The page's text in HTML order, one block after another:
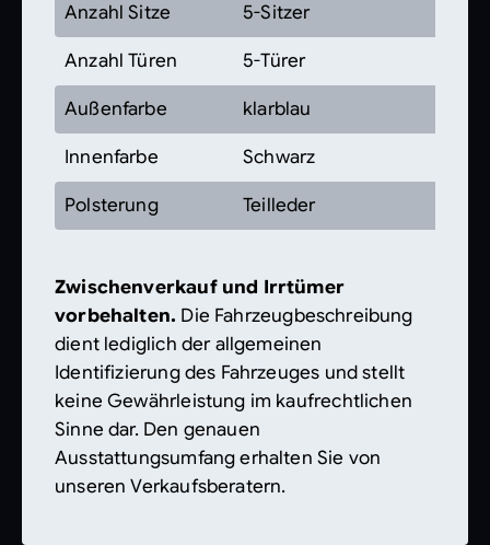
Anzahl Sitze 5-Sitzer
Anzahl Türen 5-Türer
Außenfarbe klarblau
Innenfarbe Schwarz
Polsterung Teilleder
Zwischenverkauf und Irrtümer
vorbehalten. Die Fahrzeugbeschreibung
dient lediglich der allgemeinen
Identifizierung des Fahrzeuges und stellt
keine Gewährleistung im kaufrechtlichen
Sinne dar. Den genauen
Ausstattungsumfang erhalten Sie von
unseren Verkaufsberatern.